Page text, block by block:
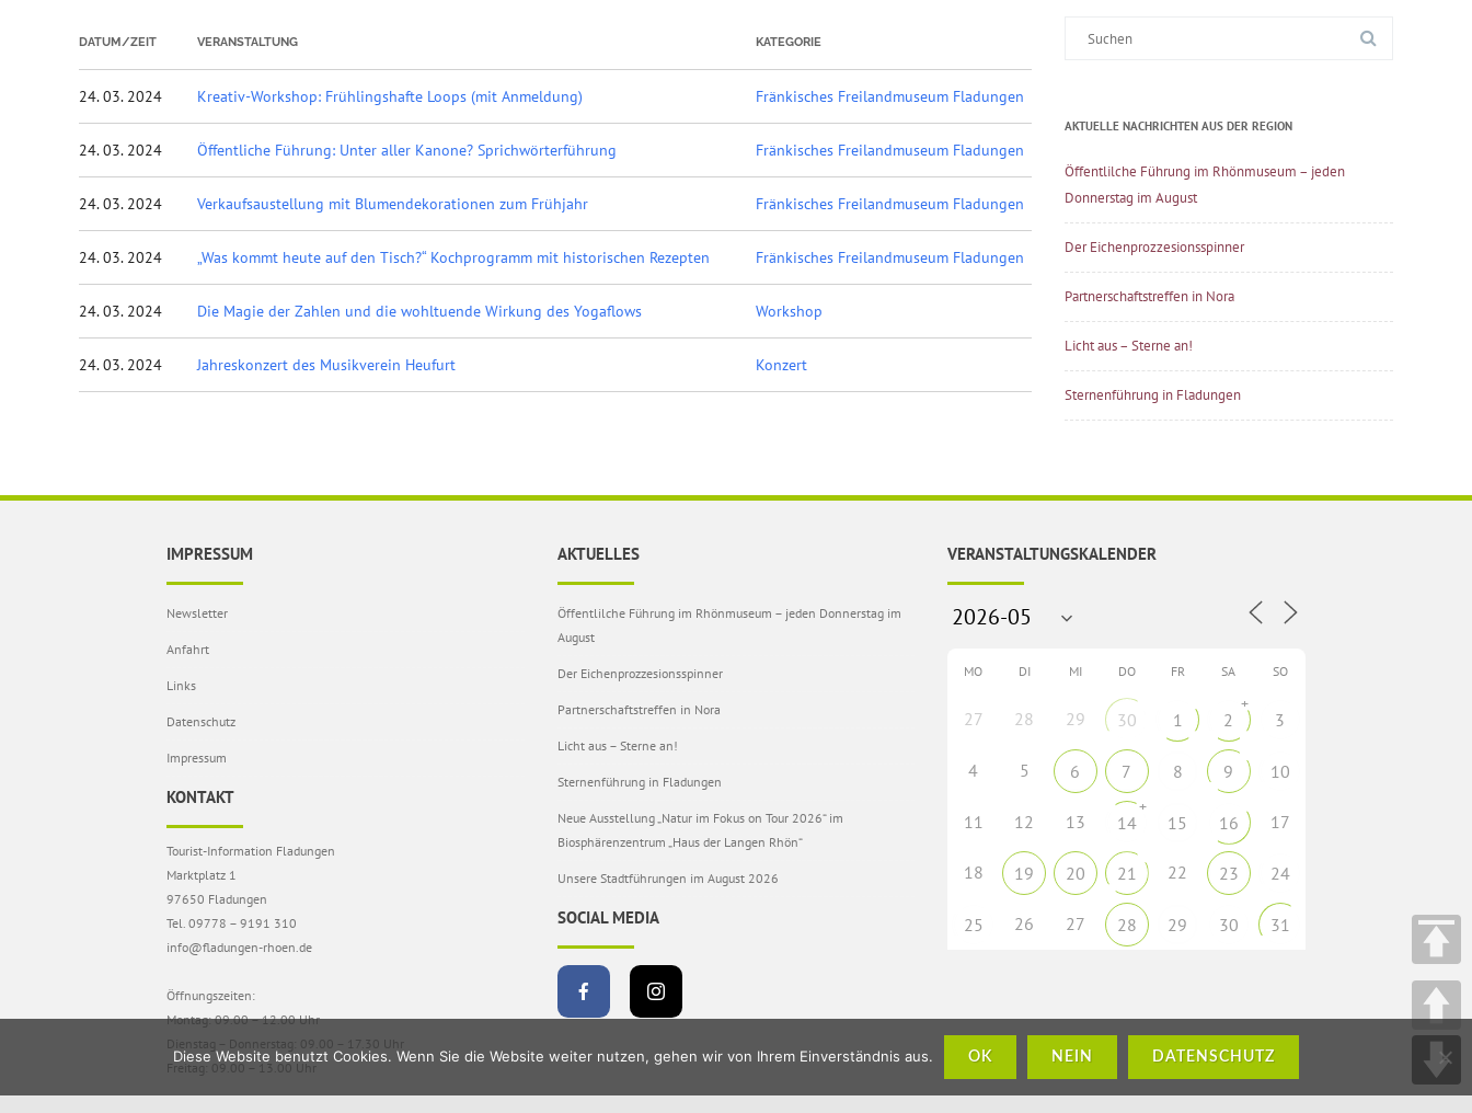
DATUM/ZEIT VERANSTALTUNG KATEGORIE
24. 03. 2024 Kreativ-Workshop: Frühlingshafte Loops (mit Anmeldung) Fränkisches Freilandmuseum Fladungen
24. 03. 2024 Öffentliche Führung: Unter aller Kanone? Sprichwörterführung Fränkisches Freilandmuseum Fladungen
24. 03. 2024 Verkaufsaustellung mit Blumendekorationen zum Frühjahr Fränkisches Freilandmuseum Fladungen
24. 03. 2024 „Was kommt heute auf den Tisch?“ Kochprogramm mit historischen Rezepten Fränkisches Freilandmuseum Fladungen
24. 03. 2024 Die Magie der Zahlen und die wohltuende Wirkung des Yogaflows Workshop
24. 03. 2024 Jahreskonzert des Musikverein Heufurt Konzert
AKTUELLE NACHRICHTEN AUS DER REGION
Öffentlilche Führung im Rhönmuseum – jeden
Donnerstag im August
Der Eichenprozzesionsspinner
Partnerschaftstreffen in Nora
Licht aus – Sterne an!
Sternenführung in Fladungen
IMPRESSUM
Newsletter
Anfahrt
Links
Datenschutz
Impressum
KONTAKT
Tourist-Information Fladungen
Marktplatz 1
97650 Fladungen
Tel. 09778 – 9191 310
info@fladungen-rhoen.de
Öffnungszeiten:
Montag: 09.00 – 12.00 Uhr
Dienstag – Donnerstag: 09.00 – 17.30 Uhr
Freitag: 09.00 – 13.00 Uhr
AKTUELLES
Öffentlilche Führung im Rhönmuseum – jeden Donnerstag im
August
Der Eichenprozzesionsspinner
Partnerschaftstreffen in Nora
Licht aus – Sterne an!
Sternenführung in Fladungen
Neue Ausstellung „Natur im Fokus on Tour 2026“ im
Biosphärenzentrum „Haus der Langen Rhön“
Unsere Stadtführungen im August 2026
SOCIAL MEDIA
VERANSTALTUNGSKALENDER
MO DI MI DO FR SA SO
27 28 29 30 1 2
+
3
4 5 6 7 8 9 10
11 12 13 14
+
15 16 17
18 19 20 21 22 23 24
25 26 27 28 29 30 31
Diese Website benutzt Cookies. Wenn Sie die Website weiter nutzen, gehen wir von Ihrem Einverständnis aus. OK NEIN DATENSCHUTZ